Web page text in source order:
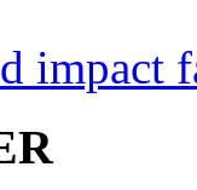
impact